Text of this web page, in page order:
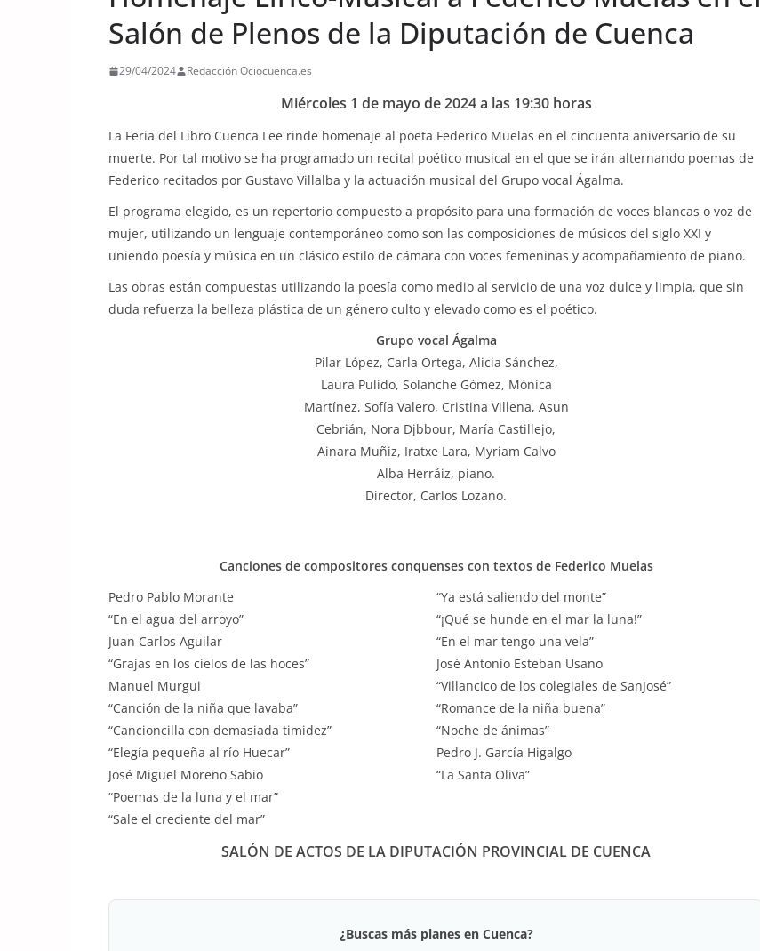
Salón de Plenos de la Diputación de Cuenca
29/04/2024 Redacción Ociocuenca.es
Miércoles 1 de mayo de 2024 a las 19:30 horas
La Feria del Libro Cuenca Lee rinde homenaje al poeta Federico Muelas en el cincuenta aniversario de su
muerte. Por tal motivo se ha programado un recital poético musical en el que se irán alternando poemas de
Federico recitados por Gustavo Villalba y la actuación musical del Grupo vocal Ágalma.
El programa elegido, es un repertorio compuesto a propósito para una formación de voces blancas o voz de
mujer, utilizando un lenguaje contemporáneo como son las composiciones de músicos del siglo XXI y
uniendo poesía y música en un clásico estilo de cámara con voces femeninas y acompañamiento de piano.
Las obras están compuestas utilizando la poesía como medio al servicio de una voz dulce y limpia, que sin
duda refuerza la belleza plástica de un género culto y elevado como es el poético.
Grupo vocal Ágalma
Pilar López, Carla Ortega, Alicia Sánchez,
Laura Pulido, Solanche Gómez, Mónica
Martínez, Sofía Valero, Cristina Villena, Asun
Cebrián, Nora Djbbour, María Castillejo,
Ainara Muñiz, Iratxe Lara, Myriam Calvo
Alba Herráiz, piano.
Director, Carlos Lozano.
Canciones de compositores conquenses con textos de Federico Muelas
Pedro Pablo Morante
“En el agua del arroyo”
Juan Carlos Aguilar
“Grajas en los cielos de las hoces”
Manuel Murgui
“Canción de la niña que lavaba”
“Cancioncilla con demasiada timidez”
“Elegía pequeña al río Huecar”
José Miguel Moreno Sabio
“Poemas de la luna y el mar”
“Sale el creciente del mar”
“Ya está saliendo del monte”
“¡Qué se hunde en el mar la luna!”
“En el mar tengo una vela”
José Antonio Esteban Usano
“Villancico de los colegiales de SanJosé”
“Romance de la niña buena”
“Noche de ánimas”
Pedro J. García Higalgo
“La Santa Oliva”
SALÓN DE ACTOS DE LA DIPUTACIÓN PROVINCIAL DE CUENCA
¿Buscas más planes en Cuenca?